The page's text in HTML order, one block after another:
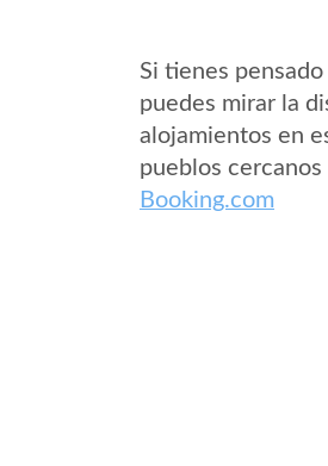
Si tienes
puedes mirar la
alojamientos en
pueblos cercanos
Booking.com